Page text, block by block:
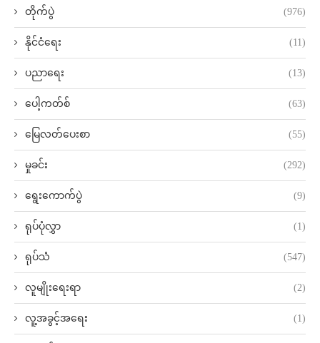
တိုက်ပွဲ (976)
နိုင်ငံရေး (11)
ပညာရေး (13)
ပေါ့ကတ်စ် (63)
မြေလတ်ပေးစာ (55)
မှုခင်း (292)
ရွေးကောက်ပွဲ (9)
ရုပ်ပုံလွှာ (1)
ရုပ်သံ (547)
လူမျိုးရေးရာ (2)
လူ့အခွင့်အရေး (1)